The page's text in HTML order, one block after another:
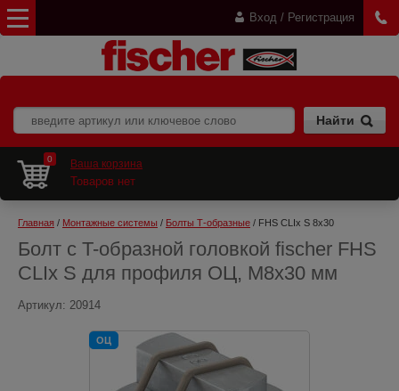
Вход / Регистрация
0 Ваша корзина
Товаров нет
Главная / Монтажные системы / Болты Т-образные / FHS CLIx S 8x30
Болт с T-образной головкой fischer FHS
CLIx S для профиля ОЦ, M8х30 мм
Артикул: 20914
ОЦ